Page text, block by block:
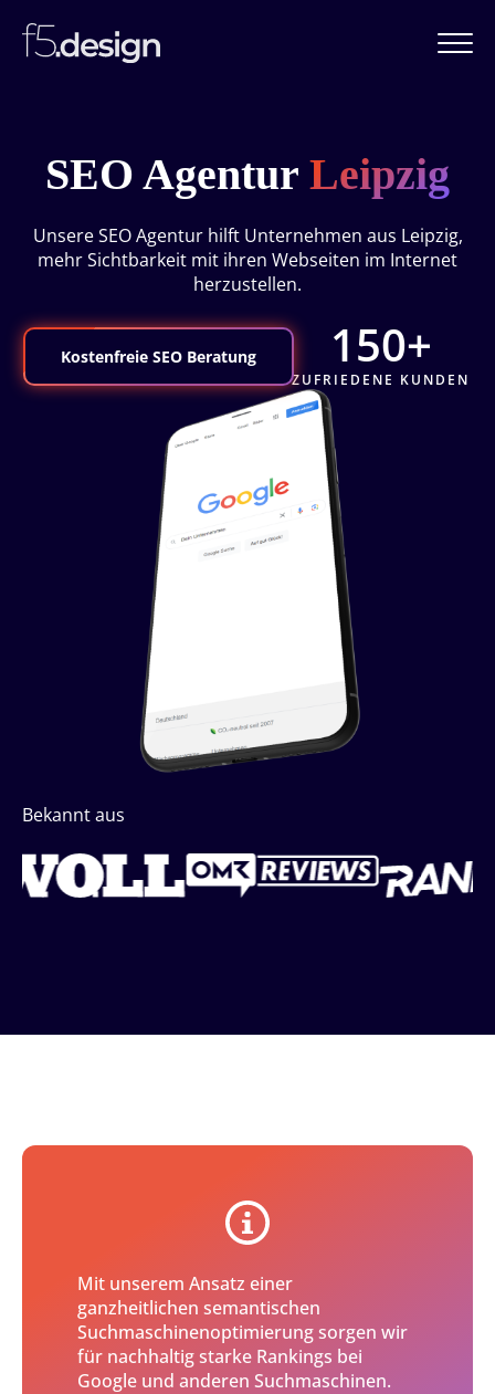
SEO Agentur Leipzig
Unsere SEO Agentur hilft Unternehmen aus Leipzig,
mehr Sichtbarkeit mit ihren Webseiten im Internet
herzustellen.
Kostenfreie SEO Beratung 150+
ZUFRIEDENE KUNDEN
Bekannt aus
Mit unserem Ansatz einer
ganzheitlichen semantischen
Suchmaschinenoptimierung sorgen wir
für nachhaltig starke Rankings bei
Google und anderen Suchmaschinen.